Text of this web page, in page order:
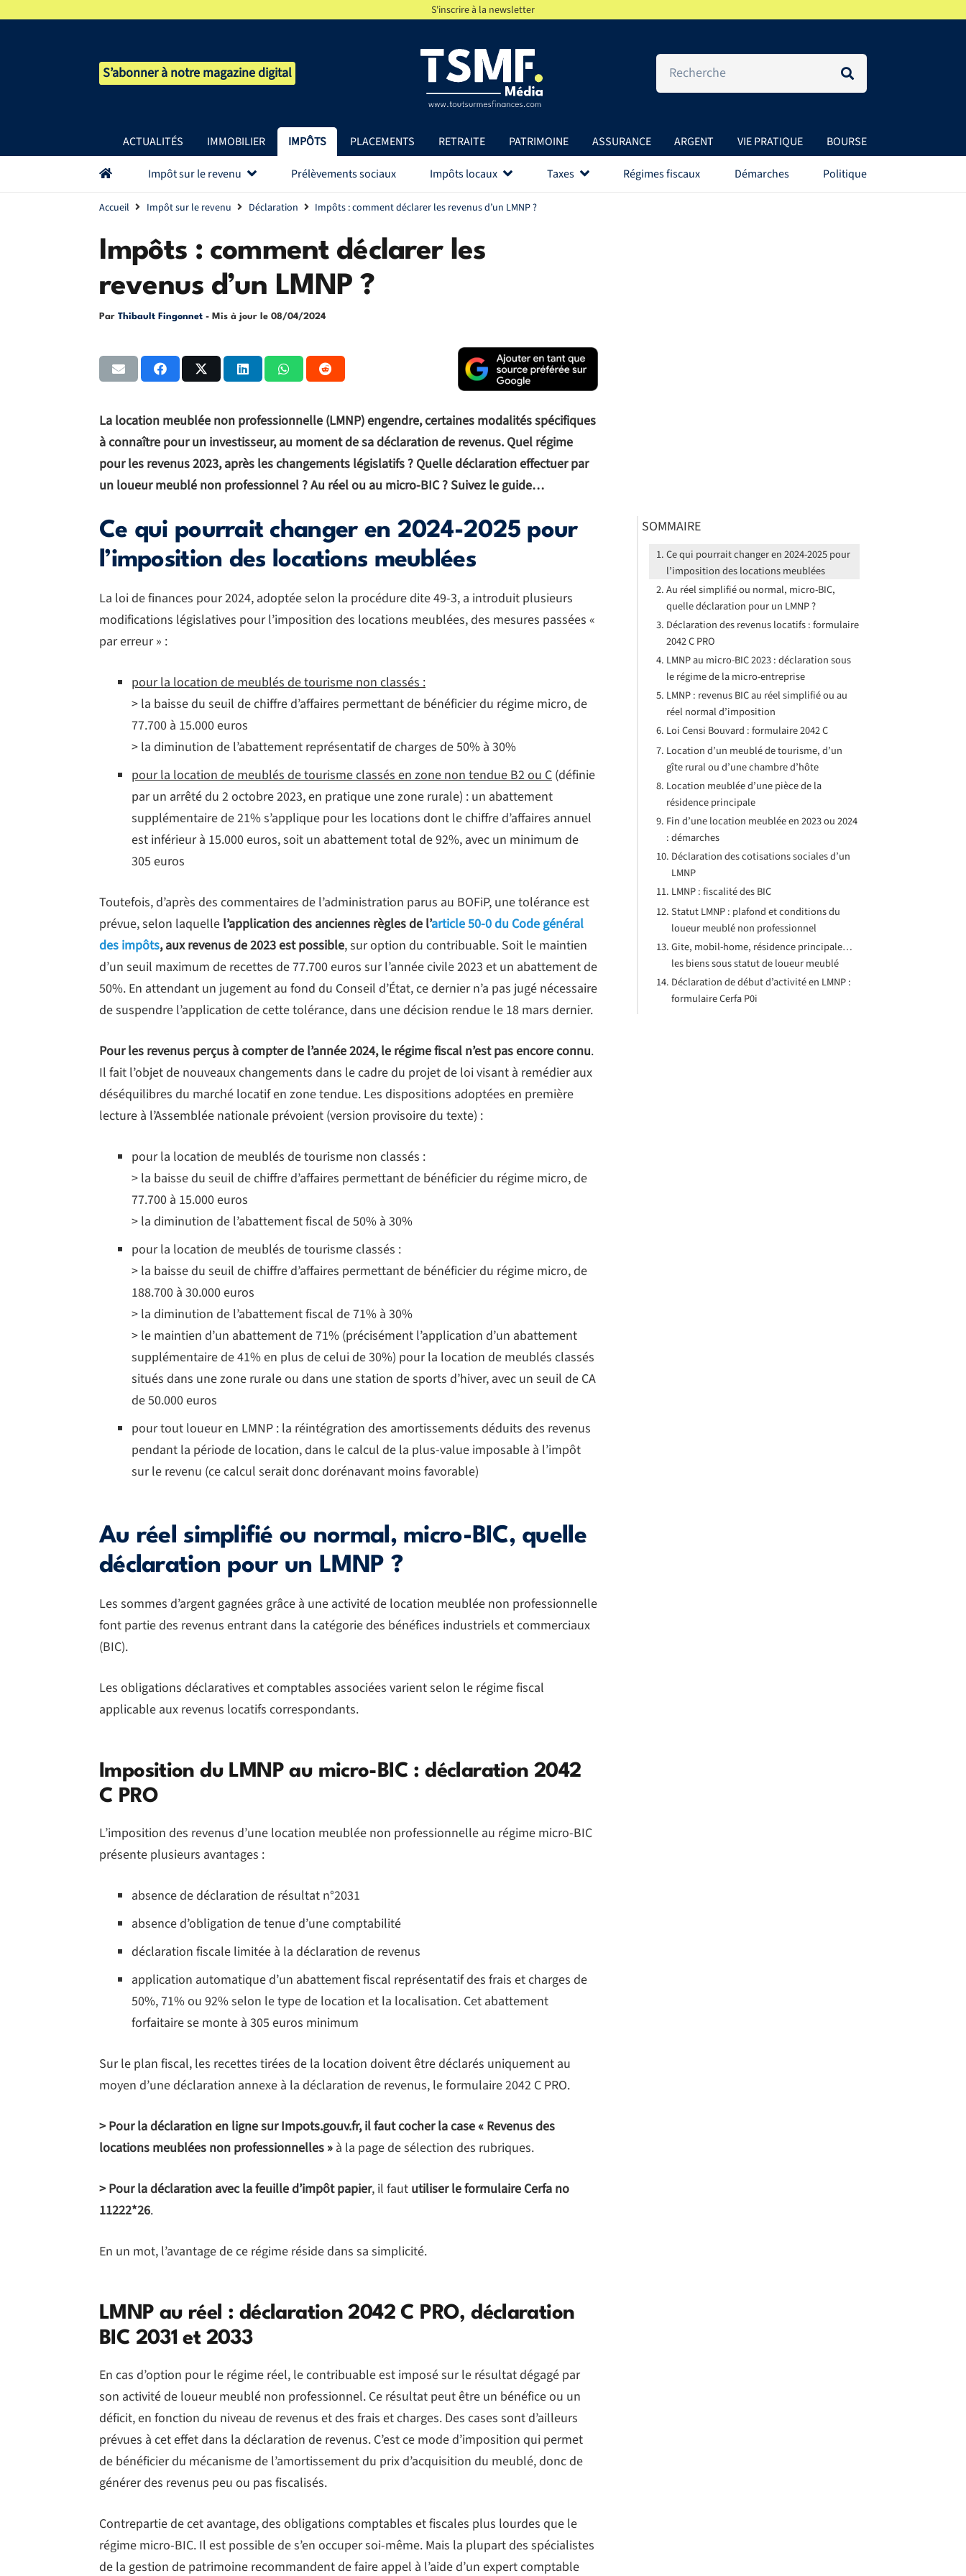
S'inscrire à la newsletter
S’abonner à notre magazine digital
ACTUALITÉS IMMOBILIER IMPÔTS PLACEMENTS RETRAITE PATRIMOINE ASSURANCE ARGENT VIE PRATIQUE BOURSE
Impôt sur le revenu Prélèvements sociaux Impôts locaux Taxes Régimes fiscaux Démarches Politique
Accueil Impôt sur le revenu Déclaration Impôts : comment déclarer les revenus d’un LMNP ?
Impôts : comment déclarer les
revenus d’un LMNP ?
Par Thibault Fingonnet - Mis à jour le 08/04/2024
La location meublée non professionnelle (LMNP) engendre, certaines modalités spécifiques
à connaître pour un investisseur, au moment de sa déclaration de revenus. Quel régime
pour les revenus 2023, après les changements législatifs ? Quelle déclaration effectuer par
un loueur meublé non professionnel ? Au réel ou au micro-BIC ? Suivez le guide…
Ce qui pourrait changer en 2024-2025 pour
l’imposition des locations meublées
La loi de finances pour 2024, adoptée selon la procédure dite 49-3, a introduit plusieurs
modifications législatives pour l’imposition des locations meublées, des mesures passées «
par erreur » :
pour la location de meublés de tourisme non classés :
> la baisse du seuil de chiffre d’affaires permettant de bénéficier du régime micro, de
77.700 à 15.000 euros
> la diminution de l’abattement représentatif de charges de 50% à 30%
pour la location de meublés de tourisme classés en zone non tendue B2 ou C (définie
par un arrêté du 2 octobre 2023, en pratique une zone rurale) : un abattement
supplémentaire de 21% s’applique pour les locations dont le chiffre d’affaires annuel
est inférieur à 15.000 euros, soit un abattement total de 92%, avec un minimum de
305 euros
Toutefois, d’après des commentaires de l’administration parus au BOFiP, une tolérance est
prévue, selon laquelle l’application des anciennes règles de l’article 50-0 du Code général
des impôts, aux revenus de 2023 est possible, sur option du contribuable. Soit le maintien
d’un seuil maximum de recettes de 77.700 euros sur l’année civile 2023 et un abattement de
50%. En attendant un jugement au fond du Conseil d’État, ce dernier n’a pas jugé nécessaire
de suspendre l’application de cette tolérance, dans une décision rendue le 18 mars dernier.
Pour les revenus perçus à compter de l’année 2024, le régime fiscal n’est pas encore connu.
Il fait l’objet de nouveaux changements dans le cadre du projet de loi visant à remédier aux
déséquilibres du marché locatif en zone tendue. Les dispositions adoptées en première
lecture à l’Assemblée nationale prévoient (version provisoire du texte) :
pour la location de meublés de tourisme non classés :
> la baisse du seuil de chiffre d’affaires permettant de bénéficier du régime micro, de
77.700 à 15.000 euros
> la diminution de l’abattement fiscal de 50% à 30%
pour la location de meublés de tourisme classés :
> la baisse du seuil de chiffre d’affaires permettant de bénéficier du régime micro, de
188.700 à 30.000 euros
> la diminution de l’abattement fiscal de 71% à 30%
> le maintien d’un abattement de 71% (précisément l’application d’un abattement
supplémentaire de 41% en plus de celui de 30%) pour la location de meublés classés
situés dans une zone rurale ou dans une station de sports d’hiver, avec un seuil de CA
de 50.000 euros
pour tout loueur en LMNP : la réintégration des amortissements déduits des revenus
pendant la période de location, dans le calcul de la plus-value imposable à l’impôt
sur le revenu (ce calcul serait donc dorénavant moins favorable)
Au réel simplifié ou normal, micro-BIC, quelle
déclaration pour un LMNP ?
Les sommes d’argent gagnées grâce à une activité de location meublée non professionnelle
font partie des revenus entrant dans la catégorie des bénéfices industriels et commerciaux
(BIC).
Les obligations déclaratives et comptables associées varient selon le régime fiscal
applicable aux revenus locatifs correspondants.
Imposition du LMNP au micro-BIC : déclaration 2042
C PRO
L’imposition des revenus d’une location meublée non professionnelle au régime micro-BIC
présente plusieurs avantages :
absence de déclaration de résultat n°2031
absence d’obligation de tenue d’une comptabilité
déclaration fiscale limitée à la déclaration de revenus
application automatique d’un abattement fiscal représentatif des frais et charges de
50%, 71% ou 92% selon le type de location et la localisation. Cet abattement
forfaitaire se monte à 305 euros minimum
Sur le plan fiscal, les recettes tirées de la location doivent être déclarés uniquement au
moyen d’une déclaration annexe à la déclaration de revenus, le formulaire 2042 C PRO.
> Pour la déclaration en ligne sur Impots.gouv.fr, il faut cocher la case « Revenus des
locations meublées non professionnelles » à la page de sélection des rubriques.
> Pour la déclaration avec la feuille d’impôt papier, il faut utiliser le formulaire Cerfa no
11222*26.
En un mot, l’avantage de ce régime réside dans sa simplicité.
LMNP au réel : déclaration 2042 C PRO, déclaration
BIC 2031 et 2033
En cas d’option pour le régime réel, le contribuable est imposé sur le résultat dégagé par
son activité de loueur meublé non professionnel. Ce résultat peut être un bénéfice ou un
déficit, en fonction du niveau de revenus et des frais et charges. Des cases sont d’ailleurs
prévues à cet effet dans la déclaration de revenus. C’est ce mode d’imposition qui permet
de bénéficier du mécanisme de l’amortissement du prix d’acquisition du meublé, donc de
générer des revenus peu ou pas fiscalisés.
Contrepartie de cet avantage, des obligations comptables et fiscales plus lourdes que le
régime micro-BIC. Il est possible de s’en occuper soi-même. Mais la plupart des spécialistes
de la gestion de patrimoine recommandent de faire appel à l’aide d’un expert comptable
SOMMAIRE
Ce qui pourrait changer en 2024-2025 pour
l’imposition des locations meublées
Au réel simplifié ou normal, micro-BIC,
quelle déclaration pour un LMNP ?
Déclaration des revenus locatifs : formulaire
2042 C PRO
LMNP au micro-BIC 2023 : déclaration sous
le régime de la micro-entreprise
LMNP : revenus BIC au réel simplifié ou au
réel normal d’imposition
Loi Censi Bouvard : formulaire 2042 C
Location d’un meublé de tourisme, d’un
gîte rural ou d’une chambre d’hôte
Location meublée d’une pièce de la
résidence principale
Fin d’une location meublée en 2023 ou 2024
: démarches
Déclaration des cotisations sociales d’un
LMNP
LMNP : fiscalité des BIC
Statut LMNP : plafond et conditions du
loueur meublé non professionnel
Gite, mobil-home, résidence principale…
les biens sous statut de loueur meublé
Déclaration de début d’activité en LMNP :
formulaire Cerfa P0i